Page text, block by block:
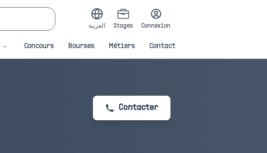
العربية Stages Connexion
Concours Bourses Métiers Contact
Contacter